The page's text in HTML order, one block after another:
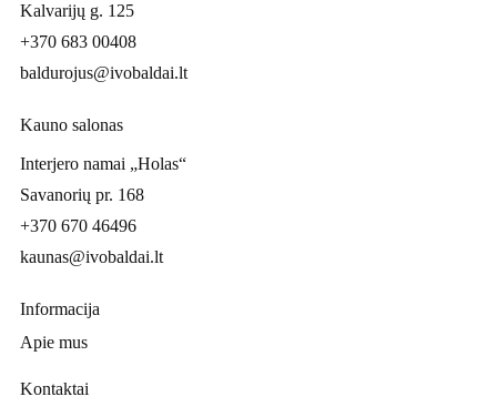
Kalvarijų g. 125
+370 683 00408
baldurojus@ivobaldai.lt
Kauno salonas
Interjero namai „Holas“
Savanorių pr. 168
+370 670 46496
kaunas@ivobaldai.lt
Informacija
Apie mus
Kontaktai